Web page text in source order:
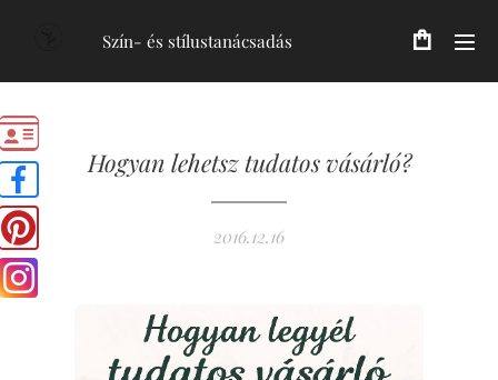
Szín- és stílustanácsadás
Hogyan lehetsz tudatos vásárló?
2016.12.16